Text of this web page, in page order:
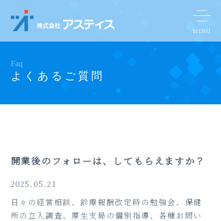
Faq
よくあるご質問
開業後のフォローは、してもらえますか？
2025.05.21
日々の経営相談、診療報酬改定時の勉強会、保健
所の立入調査、厚生支局の個別指導、各種お問い